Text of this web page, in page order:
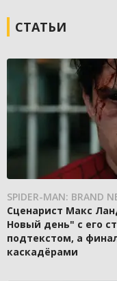
СТАТЬИ
SPIDER-MAN: BRAND
Сценарист Макс
Новый день" с его
подтекстом, а
каскадёрами